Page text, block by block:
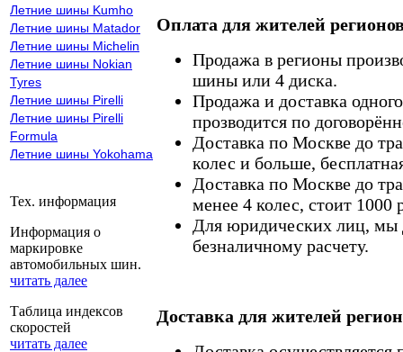
Летние шины Kumho
Летние шины Matador
Летние шины Michelin
Летние шины Nokian
Tyres
Летние шины Pirelli
Летние шины Pirelli
Formula
Летние шины Yokohama
Тех. информация
Информация о
маркировке
автомобильных шин.
читать далее
Таблица индексов
скоростей
читать далее
Оплата для жителей
Продажа в регионы
шины или 4 диска.
Продажа и доставка
прозводится по
Доставка по Москве до
колес и больше,
Доставка по Москве до
менее 4 колес, стоит 1000
Для юридических лиц, мы
безналичному расчету.
Доставка для жителей